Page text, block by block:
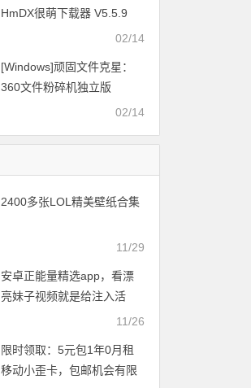
HmDX很萌下载器 V5.5.9
02/14
[Windows]顽固文件克星：
360文件粉碎机独立版
02/14
2400多张LOL精美壁纸合集
11/29
安卓正能量精选app，看漂
亮妹子视频就是给注入活
11/26
限时领取：5元包1年0月租
移动小歪卡，包邮机会有限